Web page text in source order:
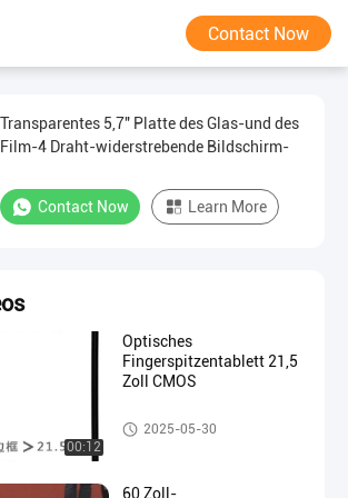
Contact Now
Transparentes 5,7" Platte des Glas-und des
Film-4 Draht-widerstrebende Bildschirm-
Contact Now Learn More
00:12
Optisches
Fingerspitzentablett 21,5
Zoll CMOS
Widerstrebendes Fingerspitzen
tablett
2025-05-30
60 Zoll-